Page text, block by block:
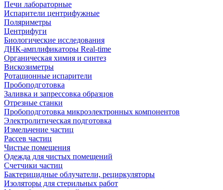
Печи лабораторные
Испарители центрифужные
Поляриметры
Центрифуги
Биологические исследования
ДНК-амплификаторы Real-time
Органическая химия и синтез
Вискозиметры
Ротационные испарители
Пробоподготовка
Заливка и запрессовка образцов
Отрезные станки
Пробоподготовка микроэлектронных компонентов
Электролитическая подготовка
Измельчение частиц
Рассев частиц
Чистые помещения
Одежда для чистых помещений
Счетчики частиц
Бактерицидные облучатели, рециркуляторы
Изоляторы для стерильных работ